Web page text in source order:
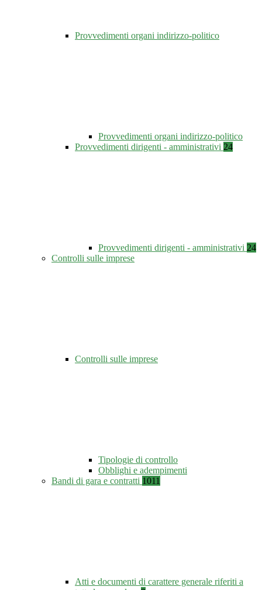
Provvedimenti organi indirizzo-politico
Provvedimenti organi indirizzo-politico
Provvedimenti dirigenti - amministrativi 24
Provvedimenti dirigenti - amministrativi 24
Controlli sulle imprese
Controlli sulle imprese
Tipologie di controllo
Obblighi e adempimenti
Bandi di gara e contratti 1011
Atti e documenti di carattere generale riferiti a